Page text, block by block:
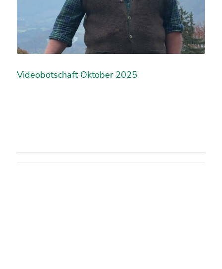
Videobotschaft Oktober 2025